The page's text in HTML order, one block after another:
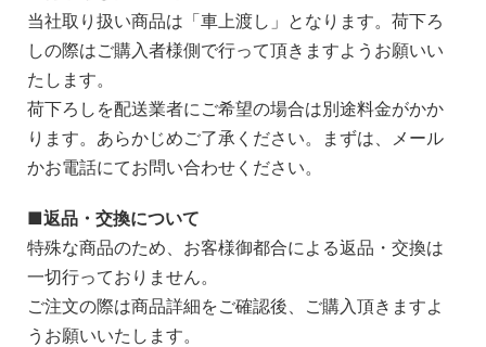
当社取り扱い商品は「車上渡し」となります。荷下ろ
しの際はご購入者様側で行って頂きますようお願いい
たします。
荷下ろしを配送業者にご希望の場合は別途料金がかか
ります。あらかじめご了承ください。まずは、メール
かお電話にてお問い合わせください。
返品・交換について
特殊な商品のため、お客様御都合による返品・交換は
一切行っておりません。
ご注文の際は商品詳細をご確認後、ご購入頂きますよ
うお願いいたします。